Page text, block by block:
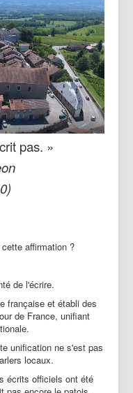
pas. »
affirmation ?
de l'écrire.
française et établi des
de France, unifiant
unification ne s'est pas
locaux.
écrits officiels ont été